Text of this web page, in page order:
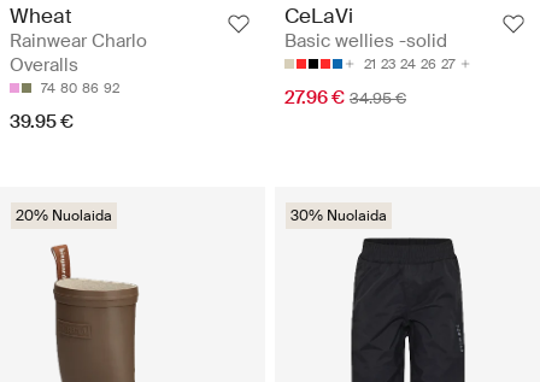
Wheat
Rainwear Charlo
Overalls
74 80 86 92
39.95 €
CeLaVi
Basic wellies -solid
21 23 24 26 27
27.96 € 34.95 €
20% Nuolaida 30% Nuolaida